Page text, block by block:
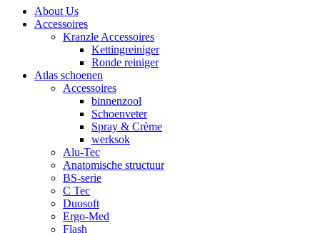
About Us
Accessoires
Kranzle Accessoires
Kettingreiniger
Ronde reiniger
Atlas schoenen
Accessoires
binnenzool
Schoenveter
Spray & Crème
werksok
Alu-Tec
Anatomische structuur
BS-serie
C Tec
Duosoft
Ergo-Med
Flash